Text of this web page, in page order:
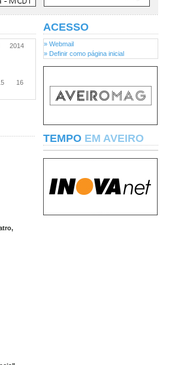
2014
16
ACESSO
» Webmail
» Definir como página inicial
TEMPO EM AVEIRO